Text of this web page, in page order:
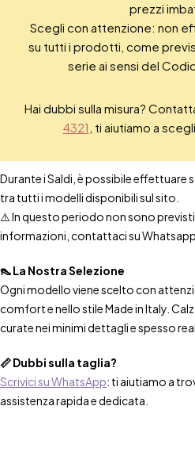
prezzi
Scegli con attenzione: non
su tutti i prodotti, come
serie ai sensi del
Hai dubbi sulla misura?
4321 , ti aiutiamo a
Durante i Saldi, è possibile
tra tutti i modelli disponibili sul sito.
⚠️ In questo periodo non sono
informazioni, contattaci su Whatsapp
👠 La Nostra Selezione
Ogni modello viene scelto con
comfort e nello stile Made in Italy.
curate nei minimi dettagli e spesso
📏 Dubbi sulla taglia?
Scrivici su WhatsApp: ti aiutiamo a
assistenza rapida e dedicata.